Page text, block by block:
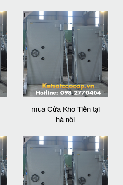
mua Cửa Kho Tiền tại
hà nội